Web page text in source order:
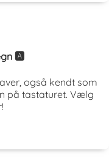
🅰️
også kendt som
på tastaturet. Vælg